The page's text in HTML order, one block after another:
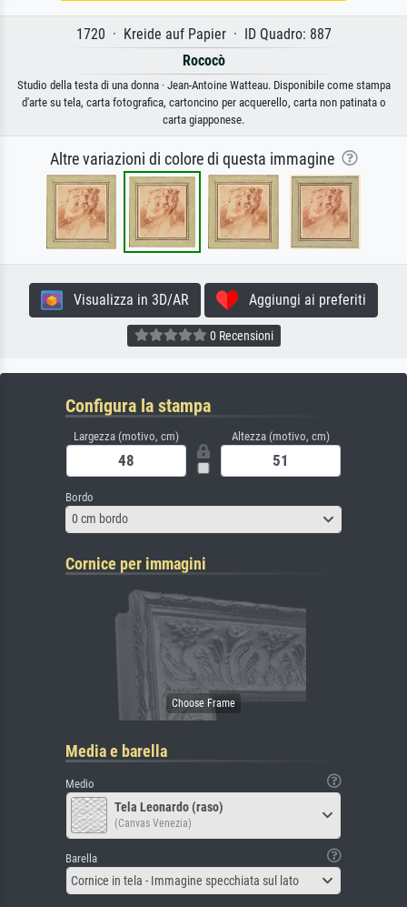
1720 · Kreide auf Papier · ID Quadro: 887
Rococò
Studio della testa di una donna · Jean-Antoine Watteau. Disponibile come stampa
d'arte su tela, carta fotografica, cartoncino per acquerello, carta non patinata o
carta giapponese.
Altre variazioni di colore di questa immagine
Visualizza in 3D/AR Aggiungi ai preferiti
0 Recensioni
Configura la stampa
Largezza (motivo, cm) Altezza (motivo, cm)
Bordo
0 cm bordo
Cornice per immagini
Media e barella
Medio
Tela Leonardo (raso)
(Canvas Venezia)
Barella
Cornice in tela - Immagine specchiata sul lato